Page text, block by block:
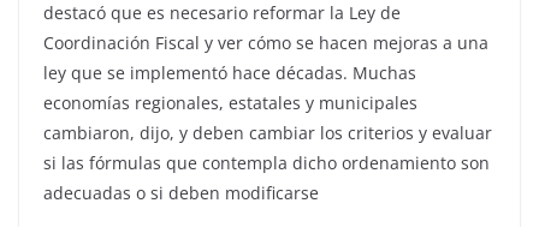
destacó que es necesario reformar la Ley de
Coordinación Fiscal y ver cómo se hacen mejoras a una
ley que se implementó hace décadas. Muchas
economías regionales, estatales y municipales
cambiaron, dijo, y deben cambiar los criterios y evaluar
si las fórmulas que contempla dicho ordenamiento son
adecuadas o si deben modificarse